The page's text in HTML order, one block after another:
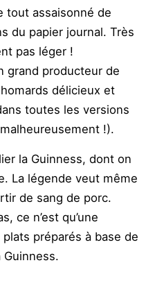
tout assaisonné de
du papier journal. Très
pas léger !
grand producteur de
délicieux et
toutes les versions
!).
la Guinness, dont on
La légende veut même
de sang de porc.
ce n’est qu’une
préparés à base de